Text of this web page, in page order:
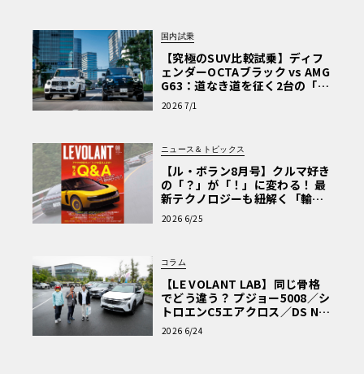
国内試乗
【究極のSUV比較試乗】ディフ
ェンダーOCTAブラック vs AMG
G63：道なき道を征く2台の「対
極的アプローチ」
2026 7/1
ニュース＆トピックス
【ル・ボラン8月号】クルマ好き
の「？」が「！」に変わる！ 最
新テクノロジーも紐解く「輸入
車Q&A」
2026 6/25
コラム
【LE VOLANT LAB】同じ骨格
でどう違う？ プジョー5008／シ
トロエンC5エアクロス／DS Nº4
読者一気乗りレポート
2026 6/24